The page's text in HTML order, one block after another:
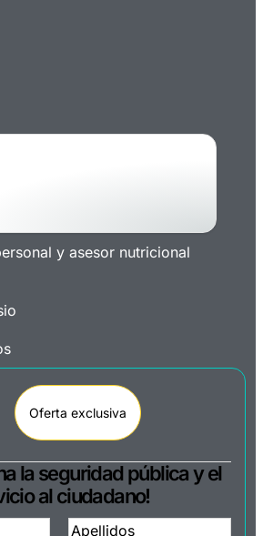
y asesor nutricional
Oferta exclusiva
la seguridad pública y el
al ciudadano!